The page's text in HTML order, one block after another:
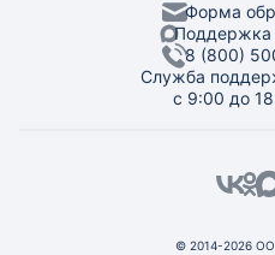
Форма
Поддержка
8 (800)
Служба
с 9:00 до
© 2014-2026